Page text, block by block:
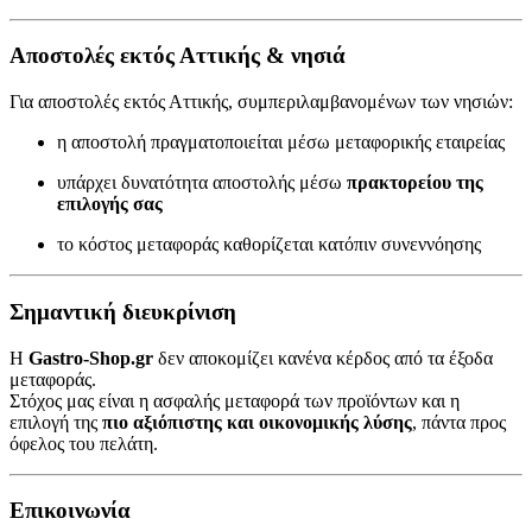
Αποστολές εκτός Αττικής & νησιά
Για αποστολές εκτός Αττικής, συμπεριλαμβανομένων των νησιών:
η αποστολή πραγματοποιείται μέσω μεταφορικής εταιρείας
υπάρχει δυνατότητα αποστολής μέσω πρακτορείου της
επιλογής σας
το κόστος μεταφοράς καθορίζεται κατόπιν συνεννόησης
Σημαντική διευκρίνιση
Η Gastro-Shop.gr δεν αποκομίζει κανένα κέρδος από τα έξοδα
μεταφοράς.
Στόχος μας είναι η ασφαλής μεταφορά των προϊόντων και η
επιλογή της πιο αξιόπιστης και οικονομικής λύσης, πάντα προς
όφελος του πελάτη.
Επικοινωνία